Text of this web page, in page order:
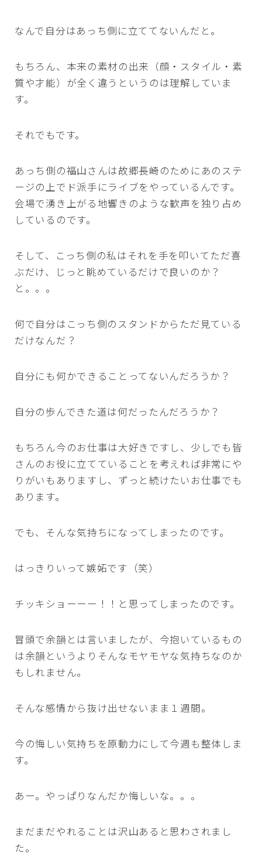
なんで自分はあっち側に立ててないんだと。
もちろん、本来の素材の出来（顔・スタイル・素
質や才能）が全く違うというのは理解していま
す。
それでもです。
あっち側の福山さんは故郷長崎のためにあのステ
ージの上でド派手にライブをやっているんです。
会場で湧き上がる地響きのような歓声を独り占め
しているのです。
そして、こっち側の私はそれを手を叩いてただ喜
ぶだけ、じっと眺めているだけで良いのか？
と。。。
何で自分はこっち側のスタンドからただ見ている
だけなんだ？
自分にも何かできることってないんだろうか？
自分の歩んできた道は何だったんだろうか？
もちろん今のお仕事は大好きですし、少しでも皆
さんのお役に立てていることを考えれば非常にや
りがいもありますし、ずっと続けたいお仕事でも
あります。
でも、そんな気持ちになってしまったのです。
はっきりいって嫉妬です（笑）
チッキショーーー！！と思ってしまったのです。
冒頭で余韻とは言いましたが、今抱いているもの
は余韻というよりそんなモヤモヤな気持ちなのか
もしれません。
そんな感情から抜け出せないまま１週間。
今の悔しい気持ちを原動力にして今週も整体しま
す。
あー。やっぱりなんだか悔しいな。。。
まだまだやれることは沢山あると思わされまし
た。